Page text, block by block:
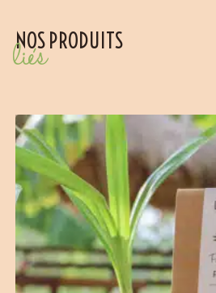
NOS PRODUITS
liés